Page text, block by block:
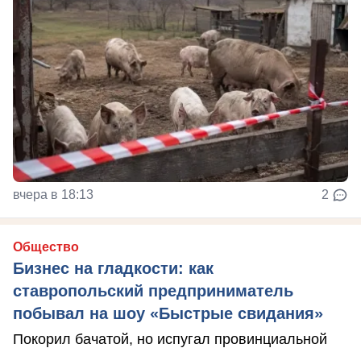
вчера в 18:13 2
Общество
Бизнес на гладкости: как
ставропольский предприниматель
побывал на шоу «Быстрые свидания»
Покорил бачатой, но испугал провинциальной